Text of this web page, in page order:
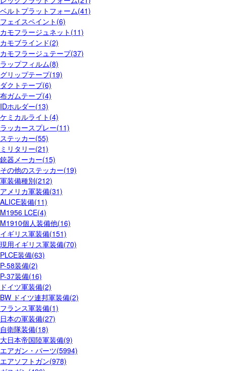
ベルトプラットフォーム(41)
フェイスペイント(6)
カモフラージュネット(11)
カモブラインド(2)
カモフラージュテープ(37)
ラップフィルム(8)
グリップテープ(19)
ダクトテープ(6)
布ガムテープ(4)
IDホルダー(13)
ケミカルライト(4)
ラッカースプレー(11)
ステッカー(55)
ミリタリー(21)
銃器メーカー(15)
その他のステッカー(19)
軍装備種別(212)
アメリカ軍装備(31)
ALICE装備(11)
M1956 LCE(4)
M1910個人装備他(16)
イギリス軍装備(151)
現用イギリス軍装備(70)
PLCE装備(63)
P-58装備(2)
P-37装備(16)
ドイツ軍装備(2)
BW ドイツ連邦軍装備(2)
フランス軍装備(1)
日本の軍装備(27)
自衛隊装備(18)
大日本帝国陸軍装備(9)
エアガン・パーツ(5994)
エアソフトガン(978)